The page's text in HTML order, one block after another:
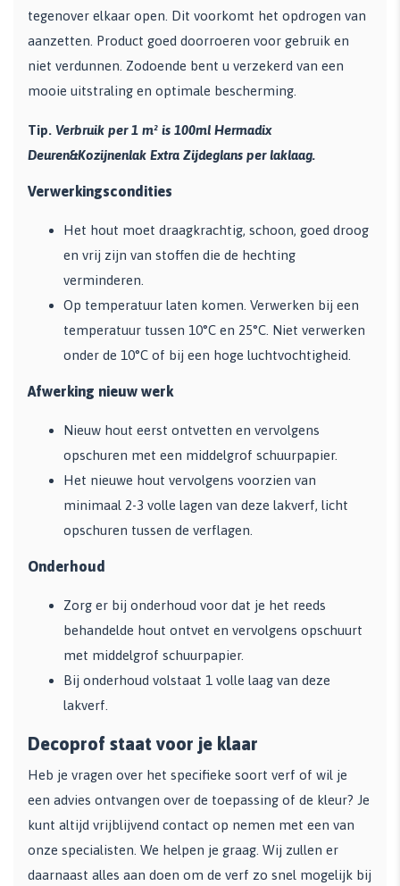
tegenover elkaar open. Dit voorkomt het opdrogen van
aanzetten. Product goed doorroeren voor gebruik en
niet verdunnen. Zodoende bent u verzekerd van een
mooie uitstraling en optimale bescherming.
Tip. Verbruik per 1 m² is 100ml Hermadix
Deuren&Kozijnenlak Extra Zijdeglans per laklaag.
Verwerkingscondities
Het hout moet draagkrachtig, schoon, goed droog
en vrij zijn van stoffen die de hechting
verminderen.
Op temperatuur laten komen. Verwerken bij een
temperatuur tussen 10°C en 25°C. Niet verwerken
onder de 10°C of bij een hoge luchtvochtigheid.
Afwerking nieuw werk
Nieuw hout eerst ontvetten en vervolgens
opschuren met een middelgrof schuurpapier.
Het nieuwe hout vervolgens voorzien van
minimaal 2-3 volle lagen van deze lakverf, licht
opschuren tussen de verflagen.
Onderhoud
Zorg er bij onderhoud voor dat je het reeds
behandelde hout ontvet en vervolgens opschuurt
met middelgrof schuurpapier.
Bij onderhoud volstaat 1 volle laag van deze
lakverf.
Decoprof staat voor je klaar
Heb je vragen over het specifieke soort verf of wil je
een advies ontvangen over de toepassing of de kleur? Je
kunt altijd vrijblijvend contact op nemen met een van
onze specialisten. We helpen je graag. Wij zullen er
daarnaast alles aan doen om de verf zo snel mogelijk bij